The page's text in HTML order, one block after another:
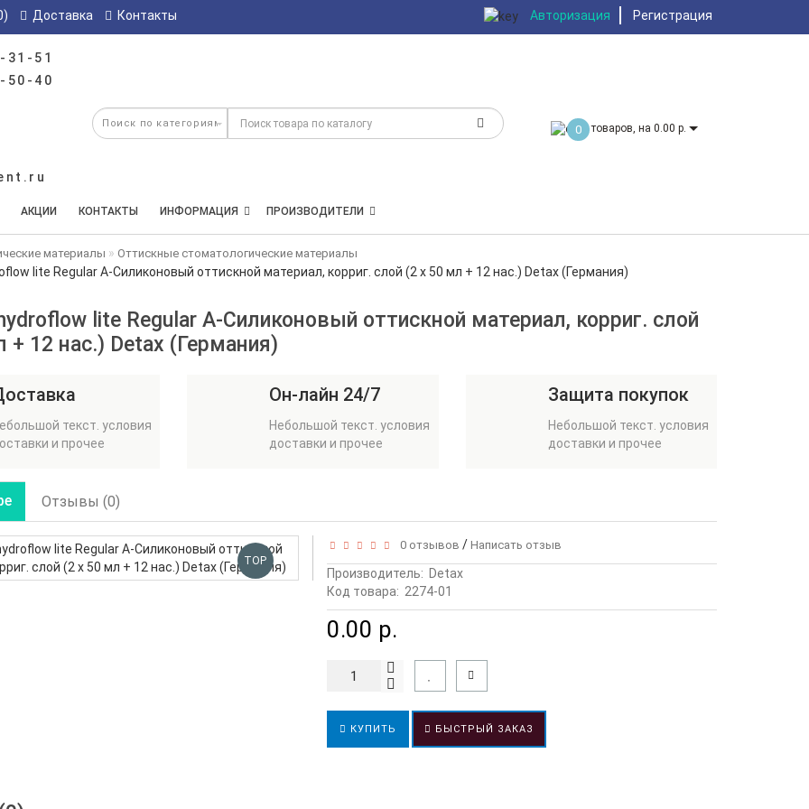
Доставка Контакты Авторизация Регистрация
31-51
50-40
0 товаров, на 0.00 р.
АКЦИИ КОНТАКТЫ ИНФОРМАЦИЯ ПРОИЗВОДИТЕЛИ
материалы Оттискные стоматологические материалы
lite Regular А-Силиконовый оттискной материал, корриг. слой (2 х 50 мл + 12 нас.) Detax (Германия)
lite Regular А-Силиконовый оттискной материал, корриг. слой
+ 12 нас.) Detax (Германия)
текст. условия
и прочее
Он-лайн 24/7
Небольшой текст. условия
доставки и прочее
Защита покупок
Небольшой текст. условия
доставки и прочее
Отзывы (0)
TOP
0 отзывов / Написать отзыв
Производитель: Detax
Код товара: 2274-01
0.00 р.
КУПИТЬ БЫСТРЫЙ ЗАКАЗ